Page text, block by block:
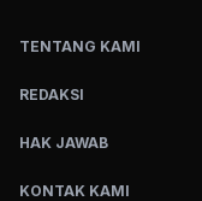
TENTANG KAMI
REDAKSI
HAK JAWAB
KONTAK KAMI